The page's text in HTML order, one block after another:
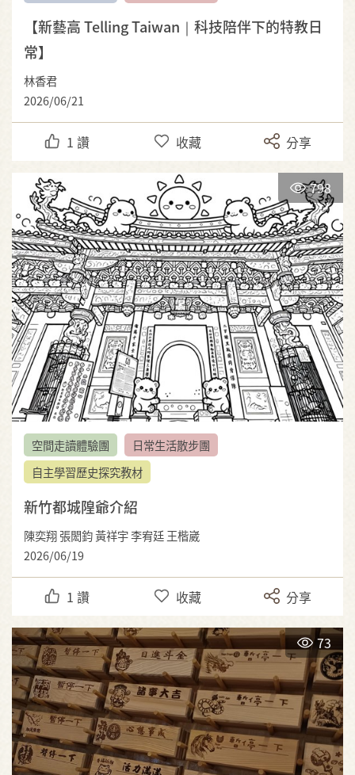
【新藝高 Telling Taiwan｜科技陪伴下的特教日
常】
林香君
2026/06/21
1 讚 收藏 分享
798
空間走讀體驗團
日常生活散步團
自主學習歷史探究教材
新竹都城隍爺介紹
陳奕翔 張閎鈞 黃祥宇 李宥廷 王楷崴
2026/06/19
1 讚 收藏 分享
73